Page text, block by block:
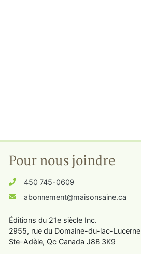
Pour nous joindre
450 745-0609
abonnement@maisonsaine.ca
Éditions du 21e siècle Inc.
2955, rue du Domaine-du-lac-Lucerne
Ste-Adèle, Qc Canada J8B 3K9